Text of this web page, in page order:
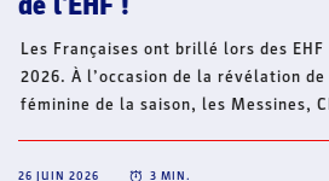
Les Françaises ont brillé lors des
2026. À l’occasion de la révélation
féminine de la saison, les Messines,
26 JUIN 2026 3 MIN.